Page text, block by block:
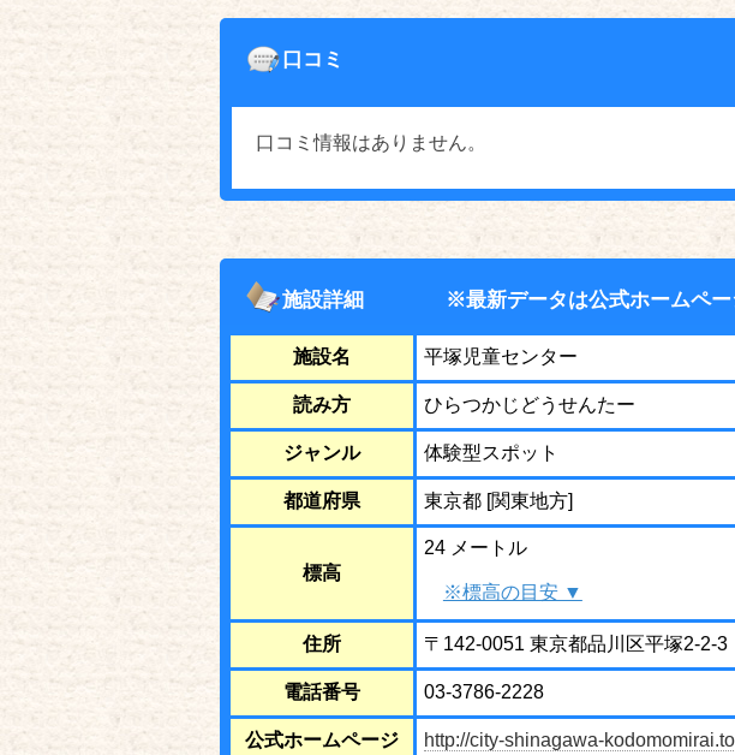
口コミ
口コミ情報はありません。
施設詳細 ※最新データは公式ホームペー
施設名 平塚児童センター
読み方 ひらつかじどうせんたー
ジャンル 体験型スポット
都道府県 東京都 [関東地方]
標高
24 メートル
※標高の目安 ▼
住所 〒142-0051 東京都品川区平塚2-2-3
電話番号 03-3786-2228
公式ホームページ http://city-shinagawa-